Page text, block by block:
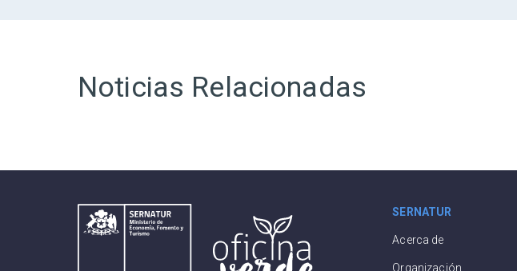
Noticias Relacionadas
SERNATUR
Acerca de
Organización